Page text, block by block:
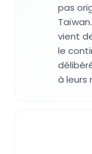
pas
vient
le
à leurs